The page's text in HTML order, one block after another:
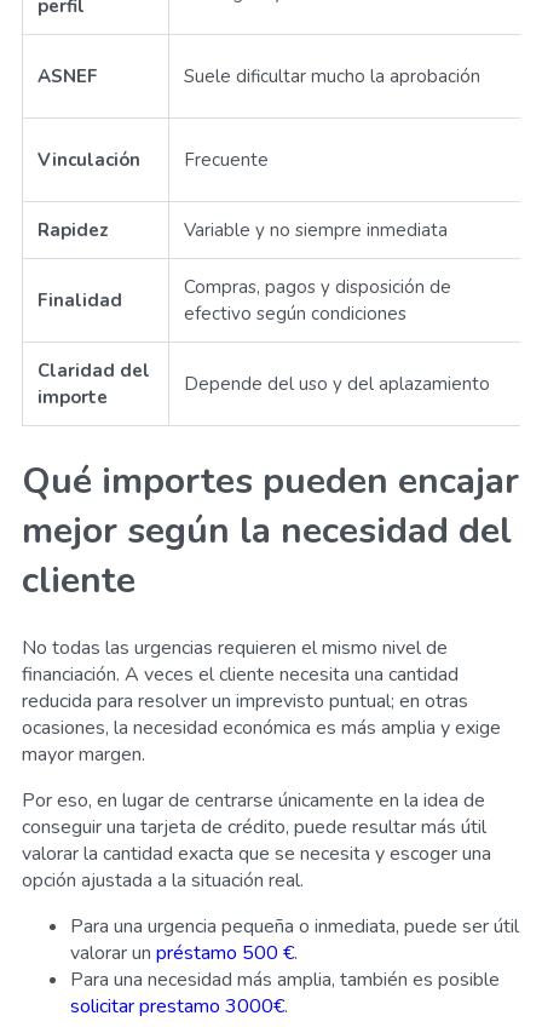
perfil
ASNEF Suele dificultar mucho la aprobación
Vinculación Frecuente
Rapidez Variable y no siempre inmediata
Finalidad
Compras, pagos y disposición de
efectivo según condiciones
Claridad del
importe
Depende del uso y del aplazamiento
Qué importes pueden encajar
mejor según la necesidad del
cliente
No todas las urgencias requieren el mismo nivel de
financiación. A veces el cliente necesita una cantidad
reducida para resolver un imprevisto puntual; en otras
ocasiones, la necesidad económica es más amplia y exige
mayor margen.
Por eso, en lugar de centrarse únicamente en la idea de
conseguir una tarjeta de crédito, puede resultar más útil
valorar la cantidad exacta que se necesita y escoger una
opción ajustada a la situación real.
Para una urgencia pequeña o inmediata, puede ser útil
valorar un préstamo 500 €.
Para una necesidad más amplia, también es posible
solicitar prestamo 3000€.